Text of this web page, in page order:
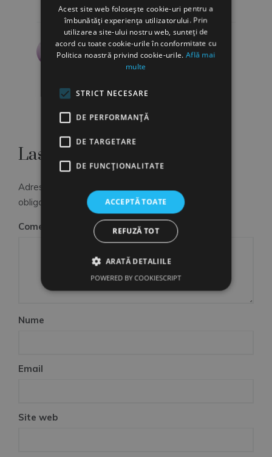
gabi iftimescuspune:
16 octombrie, 2013 la 07:10
Răspunde
Lasă un răspuns
Adresa ta de email nu va fi publicată.
obligatorii sunt marcate cu*
Comentariu
Nume
Email
Site web
Acest site web folosește cookie-uri pentru a
îmbunătăți experiența utilizatorului. Prin
utilizarea site-ului nostru web, sunteți de
acord cu toate cookie-urile în conformitate cu
Politica noastră privind cookie-urile.Află mai
multe
STRICT NECESARE
DE PERFORMANȚĂ
DE TARGETARE
DE FUNCŢIONALITATE
ACCEPTĂ TOATE
REFUZĂ TOT
ARATĂ DETALIILE
POWERED BY COOKIESCRIPT